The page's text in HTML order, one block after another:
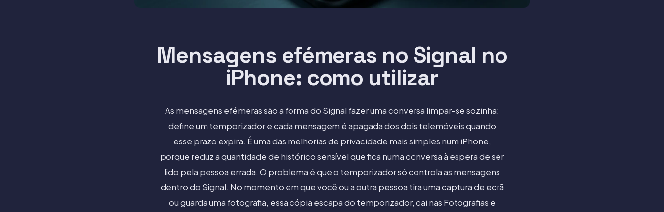
Mensagens efémeras no Signal no
iPhone: como utilizar
As mensagens efémeras são a forma do Signal fazer uma conversa limpar-se sozinha:
define um temporizador e cada mensagem é apagada dos dois telemóveis quando
esse prazo expira. É uma das melhorias de privacidade mais simples num iPhone,
porque reduz a quantidade de histórico sensível que fica numa conversa à espera de ser
lido pela pessoa errada. O problema é que o temporizador só controla as mensagens
dentro do Signal. No momento em que você ou a outra pessoa tira uma captura de ecrã
ou guarda uma fotografia, essa cópia escapa do temporizador, cai nas Fotografias e